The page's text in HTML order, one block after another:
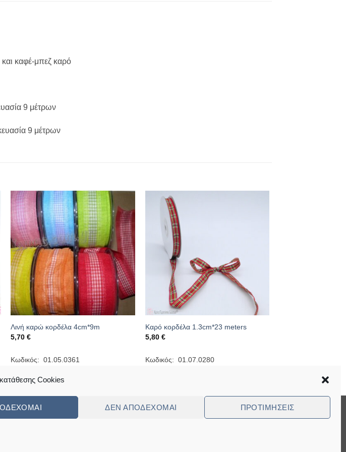
Cookies
ΔΕΝ ΑΠΟΔΈΧΟΜΑΙ ΠΡΟΤΙΜΉΣΕΙΣ
καφέ-μπεζ καρό
9 μέτρων
9 μέτρων
Λινή καρώ κορδέλα 4cm*9m
5,70€
Κωδικός: 01.05.0361
Καρό κορδέλα 1.3cm*23 meters
5,80 €
Κωδικός: 01.07.0280
Visa
Bank
Cash